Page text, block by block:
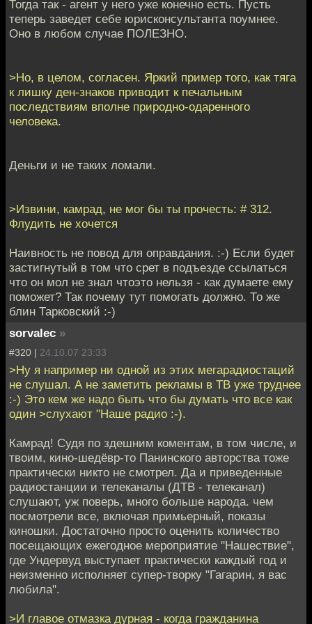
Тогда так - агент у него уже конечно есть. Пусть
теперь заведет себе юрисконсультанта поумнее.
Оно в любом случае ПОЛЕЗНО.
>Но, в целом, согласен. Яркий пример того, как тяга
к лишку ден-знаков приводит к печальным
последствиям вполне природно-одаренного
человека.
Деньги и не таких ломали.
>Извини, камрад, не мог бы ты прочесть: # 312.
Флудить не хочется
Наивность не повод для оправдания. :-) Если будет
застигнутый в том что срет в подъезде ссылаться
что он мол не знал чтоэто нельзя - как думаете ему
поможет? Так почему тут помогать должно. То же
блин Тарковский :-)
sorvalec »
#320 | 24.10.07 23:33
>Ну я например ни одной из этих мегарадиостаций
не слушал. А не заметить рекламы в ТВ уже труднее
:-) Это кем же надо быть что бы думать что все как
один >слухают "Наше радио :-).
Камрад! Судя по здешним коментам, в том числе, и
твоим, кино-шедёвр-то Панинского авторства тоже
практически никто не смотрел. Да и приведенные
радиостанции и телеканалы (ДТВ - телеканал)
слушают, уж поверь, много больше народа. чем
посмотрели все, включая примьерный, показы
киношки. Достаточно просто оценить количество
посещающих ежегодное мероприятие "Нашествие",
где Ундервуд выступает практически каждый год и
неизменно исполняет супер-творку "Гагарин, я вас
любила".
>И главое отмазка дурная - когда гражданина